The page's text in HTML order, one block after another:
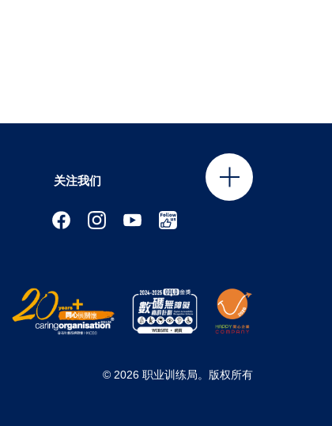
关注我们
© 2026 职业训练局。版权所有